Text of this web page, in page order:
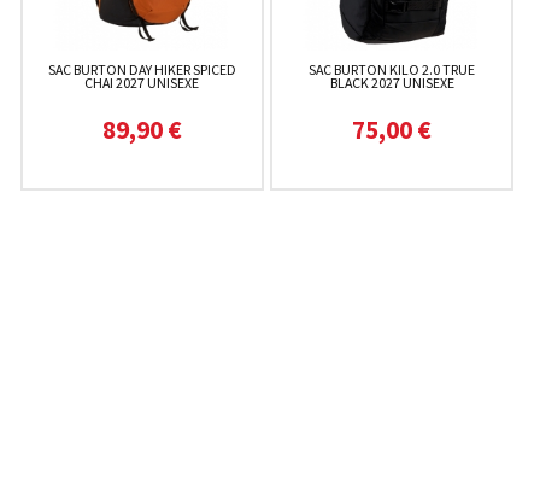
SAC BURTON DAY HIKER SPICED
CHAI 2027 UNISEXE
89,90 €
SAC BURTON KILO 2.0 TRUE
BLACK 2027 UNISEXE
75,00 €